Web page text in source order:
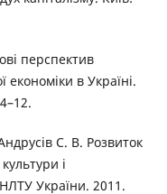
перспектив
економіки в Україні.
С. В. Розвиток
і
НЛТУ України. 2011.